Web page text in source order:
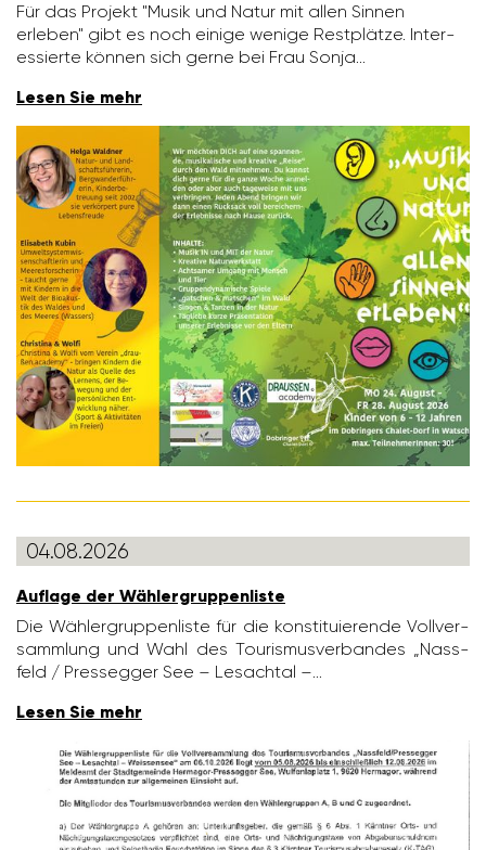
Für das Projekt "Musik und Natur mit allen Sinnen
erleben" gibt es noch einige wenige Rest­plätze. Inter­
es­sierte können sich gerne bei Frau Sonja…
Lesen Sie mehr
04.08.2026
Auflage der Wähler­grup­pen­liste
Die Wähler­grup­pen­liste für die konsti­tu­ie­rende Voll­ver­
samm­lung und Wahl des Touris­mus­ver­bandes „Nass­
feld / Pres­segger See – Lesachtal –…
Lesen Sie mehr